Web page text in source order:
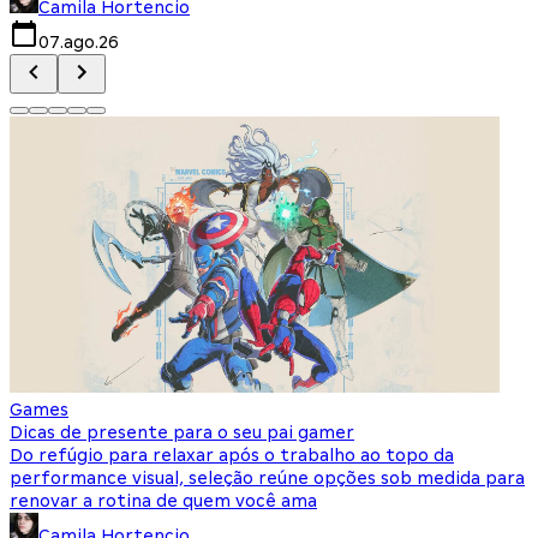
Camila Hortencio
07.ago.26
Games
Dicas de presente para o seu pai gamer
Do refúgio para relaxar após o trabalho ao topo da
performance visual, seleção reúne opções sob medida para
renovar a rotina de quem você ama